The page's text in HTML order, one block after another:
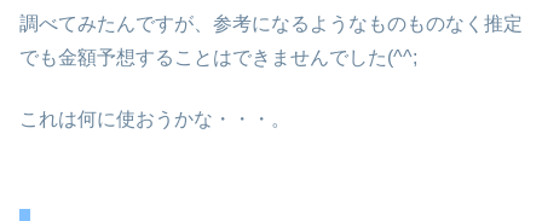
調べてみたんですが、参考になるようなものものなく推定
でも金額予想することはできませんでした(^^;
これは何に使おうかな・・・。